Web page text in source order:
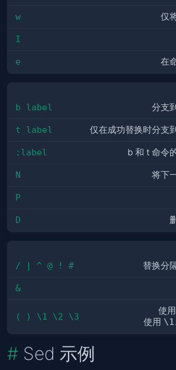
w 仅
I
e 在
b label 分支
t label 仅在成功替换时分支
:label b 和 t 命令
N 将下
P
D
/ | ^ @ ! # 替换分
&
( ) \1 \2 \3
使用
使用 \1
Sed 示例